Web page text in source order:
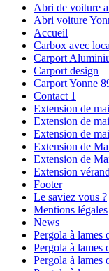
Abri de voiture
Abri voiture
Accueil
Carbox avec
Carport
Carport design
Carport Yonne
Contact 1
Extension de
Extension de
Extension de
Extension de
Extension de
Extension
Footer
Le saviez vous ?
Mentions légales
News
Pergola à lames
Pergola à lames
Pergola à lames